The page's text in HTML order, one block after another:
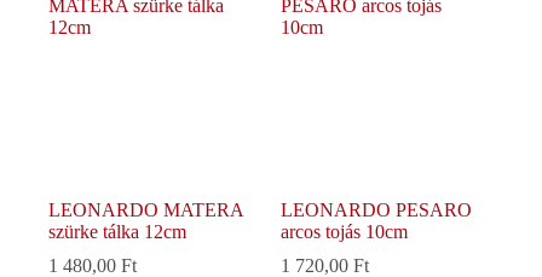
LEONARDO MATERA
szürke tálka 12cm
1 480,00 Ft
LEONARDO PESARO
arcos tojás 10cm
1 720,00Ft